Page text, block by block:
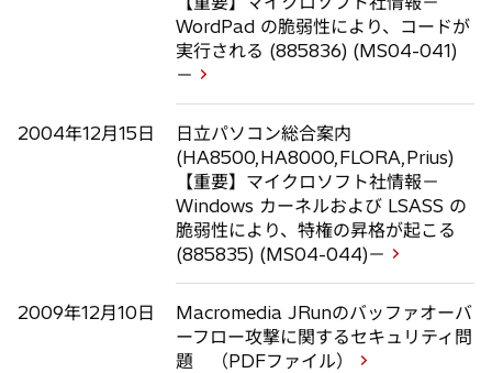
WordPad の脆弱性により、コードが
実行される (885836) (MS04-041)
－
2004年12月15日
日立パソコン総合案内
(HA8500,HA8000,FLORA,Prius)
【重要】マイクロソフト社情報－
Windows カーネルおよび LSASS の
脆弱性により、特権の昇格が起こる
(885835) (MS04-044)－
2009年12月10日
Macromedia JRunのバッファオーバ
ーフロー攻撃に関するセキュリティ問
題 （PDFファイル）